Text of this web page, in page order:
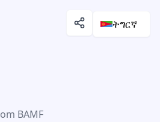
ትግርኛ
BAMF